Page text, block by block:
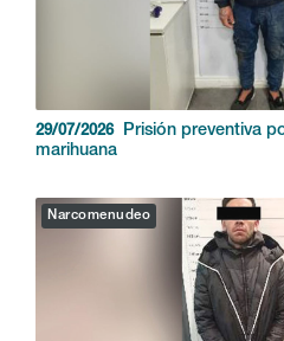
29/07/2026
Prisión preventiva
marihuana
Narcomenudeo